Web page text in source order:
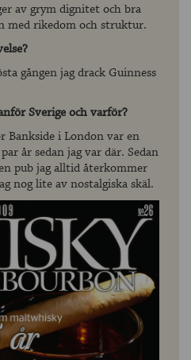
av grym dignitet och bra
med rikedom och struktur.
gången jag drack Guinness
Sverige och varför?
Bankside i London var en
år sedan jag var där. Sedan
pub jag alltid återkommer
nog lite av nostalgiska skäl.